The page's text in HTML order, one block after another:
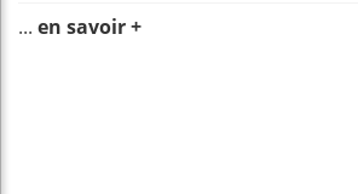
... en savoir +